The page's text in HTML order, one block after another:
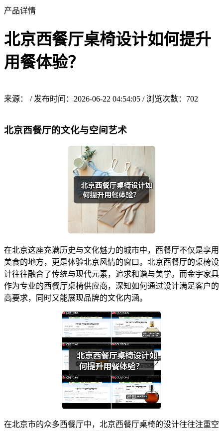
产品详情
北京西餐厅桌椅设计如何提升
用餐体验？
来源： / 发布时间：2026-06-22 04:54:05 / 浏览次数： 702
北京西餐厅的文化与空间艺术
在北京这座充满历史与文化魅力的城市中，西餐厅不仅是享用
美食的地方，更是体验北京风情的窗口。北京西餐厅的桌椅设
计往往融合了传统与现代元素，追求和谐与美学。而金宇家具
作为专业的西餐厅桌椅供应商，深知如何通过设计满足客户的
高要求，同时又能展现品牌的文化内涵。
在北京市的众多西餐厅中，北京西餐厅桌椅的设计往往注重空